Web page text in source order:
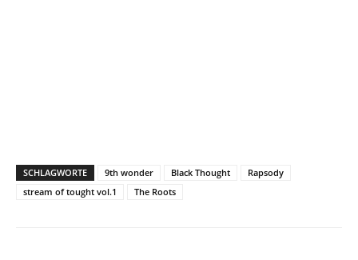
SCHLAGWORTE 9th wonder Black Thought
Rapsody
stream of tought vol.1
The Roots